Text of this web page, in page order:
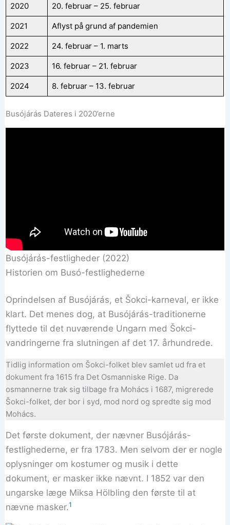
2020 20. februar – 25. februar
2021 Aflyst på grund af pandemien
2022 24. februar – 1. marts
2023 16. februar – 21. februar
2024 8. februar – 13. februar
Busójárás Dateres i 2020’erne
Busójárás-festligheder (2022)
Historien om Busó-festlighederne
Oprindelsen af Busójárás, et Šokci-karneval, er ikke
klart. Det menes dog, at Busójárás-traditionerne
flyttede til det nuværende Ungarn med Šokci-
vandringerne fra slutningen af det 17. århundrede.
Tidlig information om Šokci-folket blev samlet ud fra et
dokument fra 1615 fra Det Osmanniske Rige. Da
osmannerne trak sig tilbage fra Mohács i 1687, migrerede
Šokci-folket, der bor i syd, mod nord og spredte sig mod
Mohács.
Det første dokument, der nævner Busójárás-
festlighederne, er fra 1783. Men selvom der er nogle
oplysninger om kostumer og musik i dette
dokument, er masker ikke nævnt. I 1852 var den
ungarske læge Miksa Hölbling den første til at
nævne masker.1